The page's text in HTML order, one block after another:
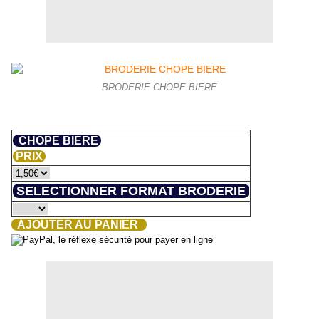
BRODERIE CHOPE BIERE
CHOPE BIERE
PRIX
SELECTIONNER FORMAT BRODERIE
AJOUTER AU PANIER